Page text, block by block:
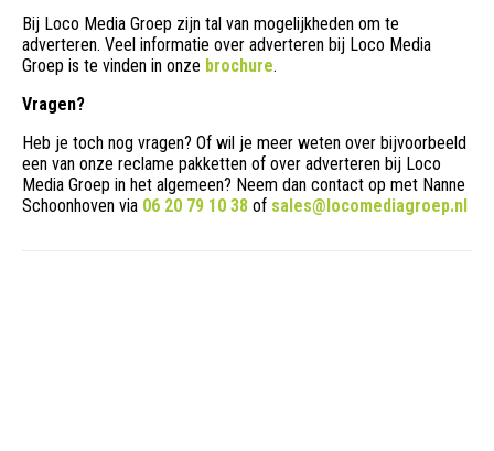
Bij Loco Media Groep zijn tal van mogelijkheden om te
adverteren. Veel informatie over adverteren bij Loco Media
Groep is te vinden in onze brochure.
Vragen?
Heb je toch nog vragen? Of wil je meer weten over bijvoorbeeld
een van onze reclame pakketten of over adverteren bij Loco
Media Groep in het algemeen? Neem dan contact op met Nanne
Schoonhoven via 06 20 79 10 38 of sales@locomediagroep.nl